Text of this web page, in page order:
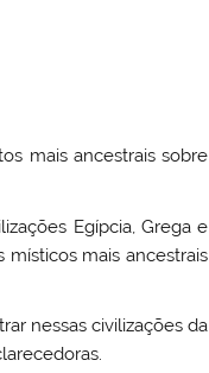
mais ancestrais sobre
Egípcia, Grega e
mais ancestrais
nessas civilizações da